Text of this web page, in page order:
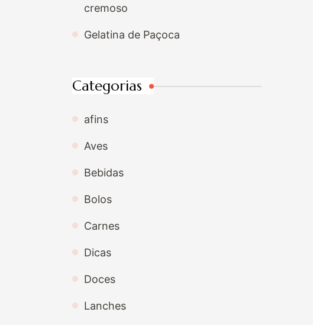
cremoso
Gelatina de Paçoca
Categorias
afins
Aves
Bebidas
Bolos
Carnes
Dicas
Doces
Lanches